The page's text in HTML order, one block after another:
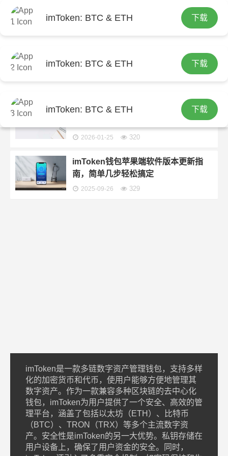
imToken: BTC & ETH 下载
imToken: BTC & ETH 下载
imToken: BTC & ETH 下载
首页
包含"如何升级到最新的imtoken钱包苹果版版
苹果手机如何升级imToken钱包到最新
苹果手机如何更新imToken钱包？两步
2026-01-25 320
imToken钱包苹果端软件版本更新指
南，简单几步轻松搞定
2025-09-26 329
imToken是一款多链数字资产管理钱包，支持多样
化的加密货币和代币，使用户能够方便地管理其
数字资产。作为一款兼容多种区块链的去中心化
钱包，imToken为用户提供了一个安全、高效的管
理平台，涵盖了包括以太坊（ETH）、比特币
（BTC）、TRON（TRX）等多个主流数字资
产。安全性是imToken的另一大优势。私钥存储在
用户设备上，确保了用户资金的安全。同时，